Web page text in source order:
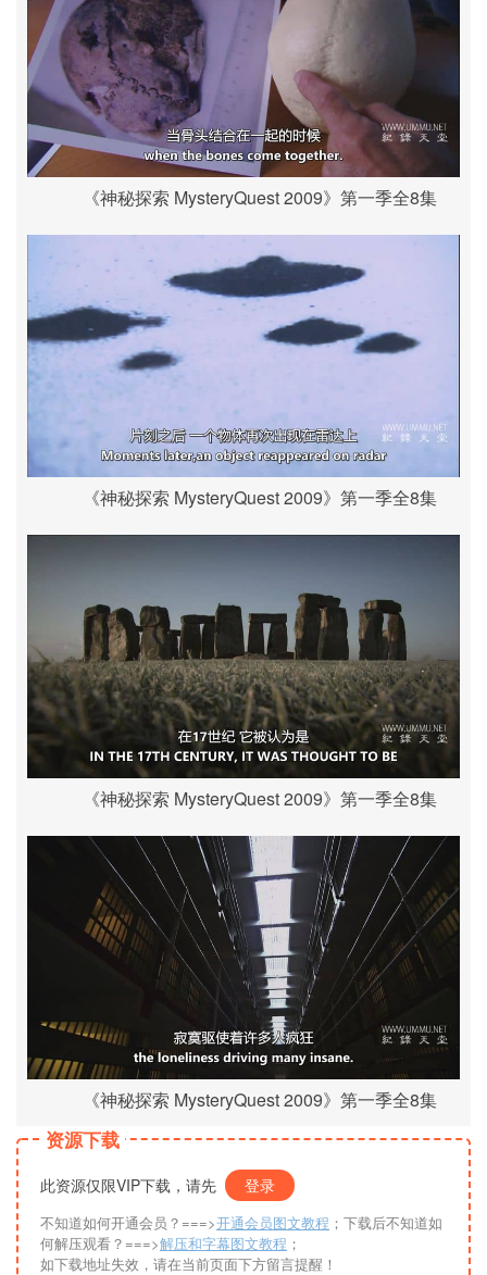
《神秘探索 MysteryQuest 2009》第一季全8集
《神秘探索 MysteryQuest 2009》第一季全8集
《神秘探索 MysteryQuest 2009》第一季全8集
《神秘探索 MysteryQuest 2009》第一季全8集
资源下载
此资源仅限VIP下载，请先 登录
不知道如何开通会员？===>开通会员图文教程 ；下载后不知道如
何解压观看？===>解压和字幕图文教程 ；
如下载地址失效，请在当前页面下方留言提醒！